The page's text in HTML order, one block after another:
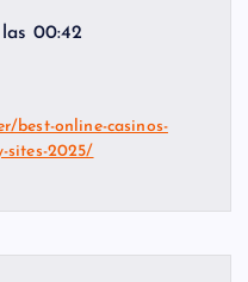
00:42
best-online-casinos-
sites-2025/